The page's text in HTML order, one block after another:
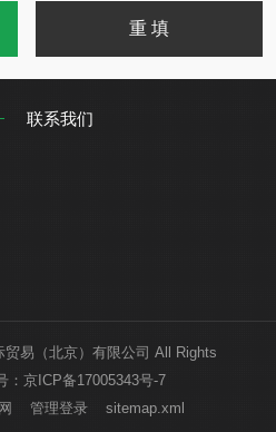
联系我们
易（北京）有限公司 All Rights
：京ICP备17005343号-7
管理登录 sitemap.xml